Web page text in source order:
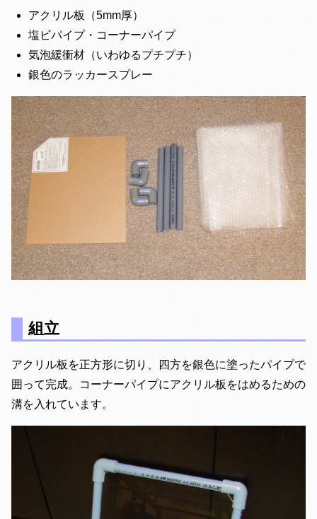
アクリル板（5mm厚）
塩ビパイプ・コーナーパイプ
気泡緩衝材（いわゆるプチプチ）
銀色のラッカースプレー
組立
アクリル板を正方形に切り、四方を銀色に塗ったパイプで
囲って完成。コーナーパイプにアクリル板をはめるための
溝を入れています。